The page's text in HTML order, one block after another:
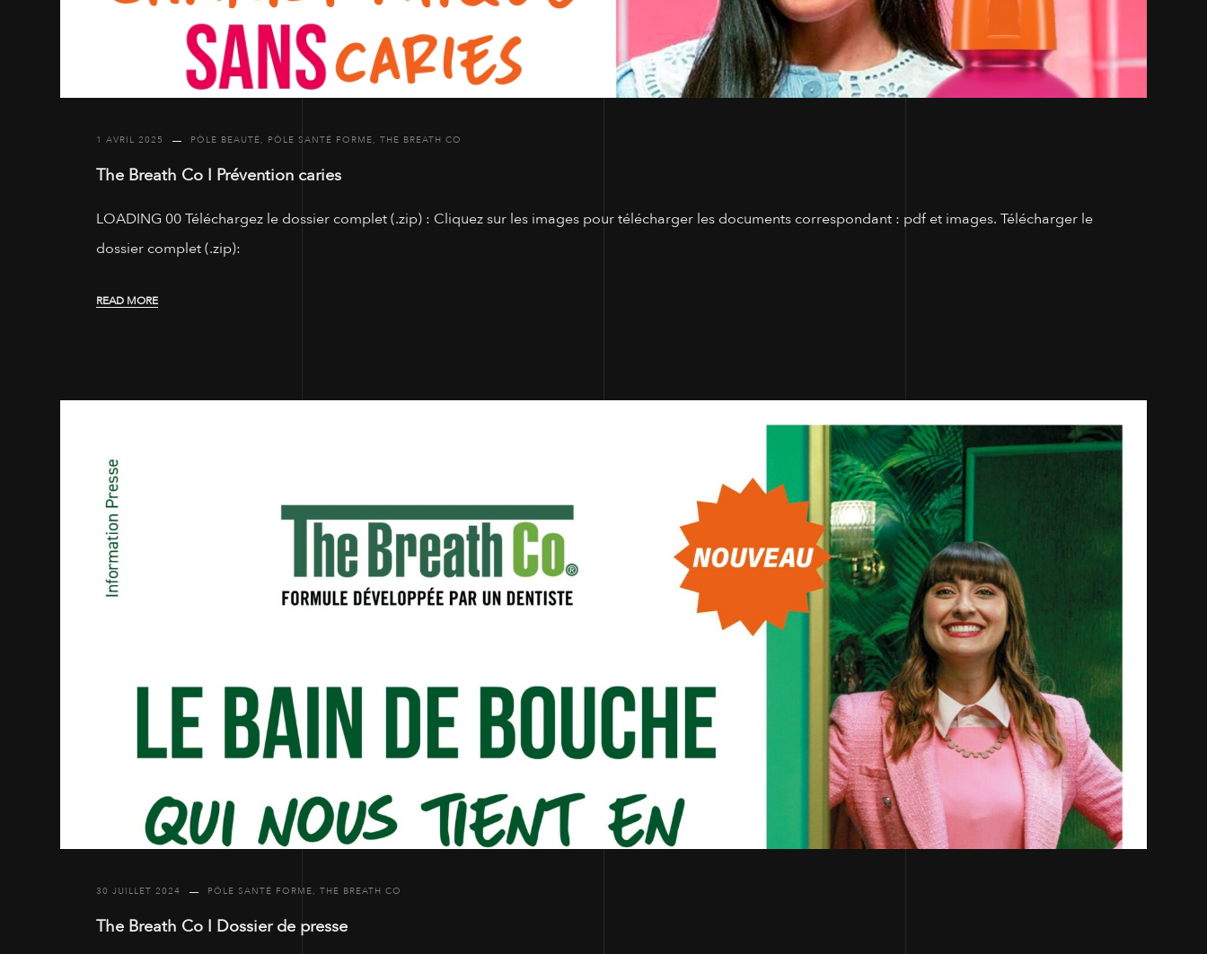
1 AVRIL 2025 PÔLE BEAUTÉ, PÔLE SANTÉ FORME, THE BREATH CO
The Breath Co I Prévention caries
LOADING 00 Téléchargez le dossier complet (.zip) : Cliquez sur les images pour télécharger les documents correspondant : pdf et images. Télécharger le
dossier complet (.zip):
READ MORE
30 JUILLET 2024 PÔLE SANTÉ FORME, THE BREATH CO
The Breath Co I Dossier de presse